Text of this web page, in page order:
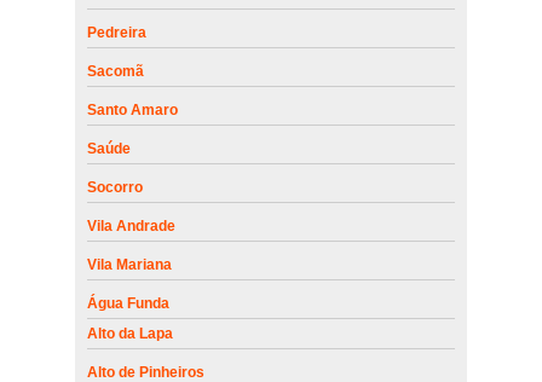
Pedreira
Sacomã
Santo Amaro
Saúde
Socorro
Vila Andrade
Vila Mariana
Água Funda
Alto da Lapa
Alto de Pinheiros